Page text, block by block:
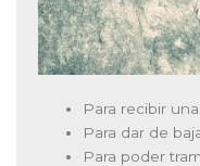
Para recibir
Para dar de
Para poder